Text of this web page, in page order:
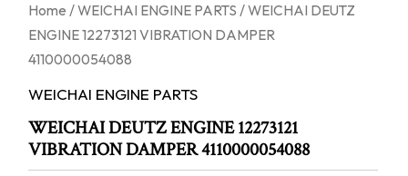
Home /WEICHAI ENGINE PARTS / WEICHAI DEUTZ
ENGINE 12273121 VIBRATION DAMPER
4110000054088
WEICHAI ENGINE PARTS
WEICHAI DEUTZ ENGINE 12273121
VIBRATION DAMPER 4110000054088